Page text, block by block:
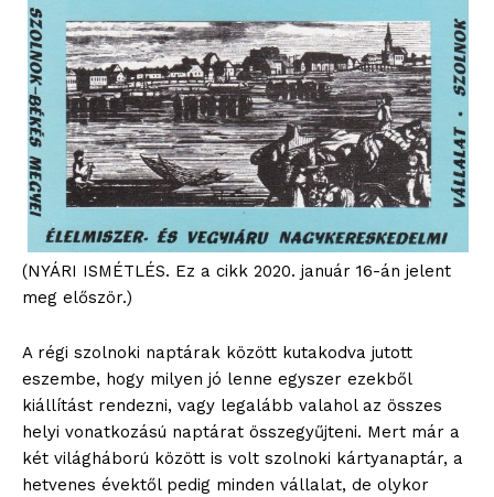
(NYÁRI ISMÉTLÉS. Ez a cikk 2020. január 16-án jelent
meg először.)
A régi szolnoki naptárak között kutakodva jutott
eszembe, hogy milyen jó lenne egyszer ezekből
kiállítást rendezni, vagy legalább valahol az összes
helyi vonatkozású naptárat összegyűjteni. Mert már a
két világháború között is volt szolnoki kártyanaptár, a
hetvenes évektől pedig minden vállalat, de olykor